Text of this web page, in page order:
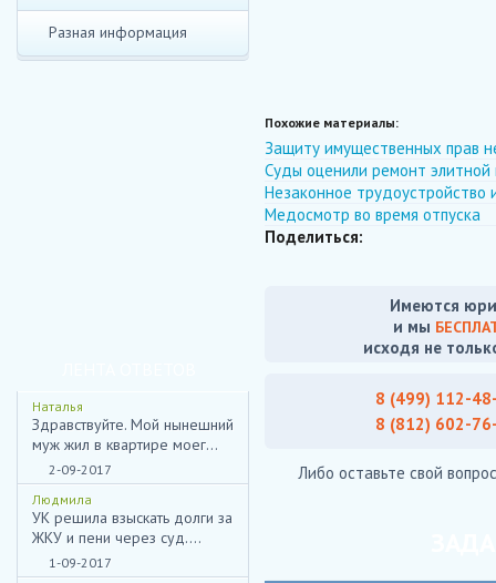
Разная информация
Наталья
Здравствуйте. Мой нынешний
муж жил в квартире моег...
2-09-2017
Людмила
УК решила взыскать долги за
ЖКУ и пени через суд....
1-09-2017
Похожие материалы:
Защиту имущественных прав
Суды оценили ремонт
Незаконное
Медосмотр во время отпуска
Поделиться:
Имеются
и мы
исходя не
8 (499) 112-
8 (812) 602-
Либо оставьте свой